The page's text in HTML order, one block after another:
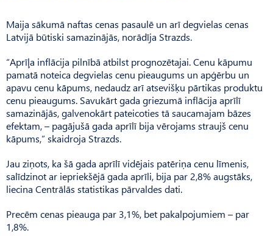
Maija sākumā naftas cenas pasaulē un arī degvielas cenas
Latvijā būtiski samazinājās, norādīja Strazds.
“Aprīļa inflācija pilnībā atbilst prognozētajai. Cenu kāpumu
pamatā noteica degvielas cenu pieaugums un apģērbu un
apavu cenu kāpums, nedaudz arī atsevišķu pārtikas produktu
cenu pieaugums. Savukārt gada griezumā inflācija aprīlī
samazinājās, galvenokārt pateicoties tā saucamajam bāzes
efektam, – pagājušā gada aprīlī bija vērojams straujš cenu
kāpums,” skaidroja Strazds.
Jau ziņots, ka šā gada aprīlī vidējais patēriņa cenu līmenis,
salīdzinot ar iepriekšējā gada aprīli, bija par 2,8% augstāks,
liecina Centrālās statistikas pārvaldes dati.
Precēm cenas pieauga par 3,1%, bet pakalpojumiem – par
1,8%.